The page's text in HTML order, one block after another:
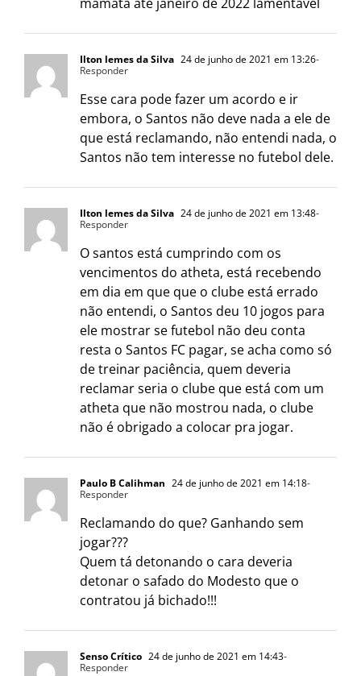
Ilton lemes da Silva 24 de junho de 2021 em 13:26-
Responder
Esse cara pode fazer um acordo e ir
embora, o Santos não deve nada a ele de
que está reclamando, não entendi nada, o
Santos não tem interesse no futebol dele.
Ilton lemes da Silva 24 de junho de 2021 em 13:48-
Responder
O santos está cumprindo com os
vencimentos do atheta, está recebendo
em dia em que que o clube está errado
não entendi, o Santos deu 10 jogos para
ele mostrar se futebol não deu conta
resta o Santos FC pagar, se acha como só
de treinar paciência, quem deveria
reclamar seria o clube que está com um
atheta que não mostrou nada, o clube
não é obrigado a colocar pra jogar.
Paulo B Calihman 24 de junho de 2021 em 14:18-
Responder
Reclamando do que? Ganhando sem
jogar???
Quem tá detonando o cara deveria
detonar o safado do Modesto que o
contratou já bichado!!!
Senso Crítico 24 de junho de 2021 em 14:43-
Responder